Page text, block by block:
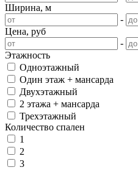
Ширина, м
-
Цена, руб
-
Этажность
Одноэтажный
Один этаж + мансарда
Двухэтажный
2 этажа + мансарда
Трехэтажный
Количество спален
1
2
3